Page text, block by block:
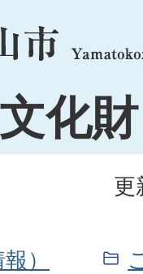
menu
化財
更
）